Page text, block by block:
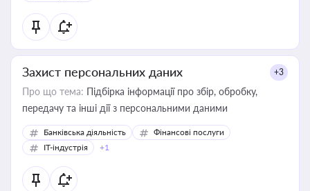
Захист персональних даних +3
Про що тема: Підбірка інформації про збір, обробку,
передачу та інші дії з персональними даними
Банківська діяльність
Фінансові послуги
IT-індустрія
+1